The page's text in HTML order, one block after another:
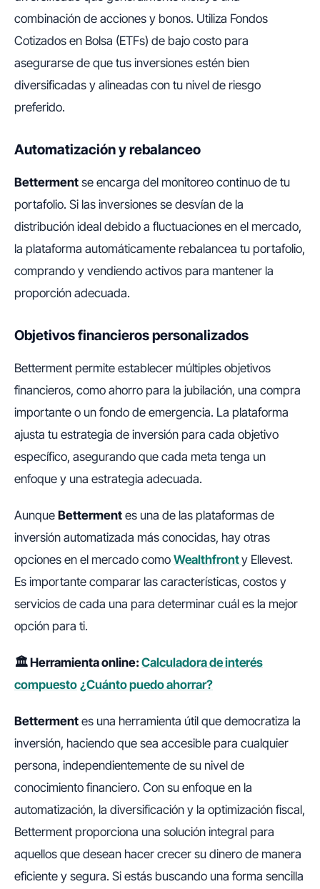
combinación de acciones y bonos. Utiliza Fondos
Cotizados en Bolsa (ETFs) de bajo costo para
asegurarse de que tus inversiones estén bien
diversificadas y alineadas con tu nivel de riesgo
preferido.
Automatización y rebalanceo
Betterment se encarga del monitoreo continuo de tu
portafolio. Si las inversiones se desvían de la
distribución ideal debido a fluctuaciones en el mercado,
la plataforma automáticamente rebalancea tu portafolio,
comprando y vendiendo activos para mantener la
proporción adecuada.
Objetivos financieros personalizados
Betterment permite establecer múltiples objetivos
financieros, como ahorro para la jubilación, una compra
importante o un fondo de emergencia. La plataforma
ajusta tu estrategia de inversión para cada objetivo
específico, asegurando que cada meta tenga un
enfoque y una estrategia adecuada.
Aunque Betterment es una de las plataformas de
inversión automatizada más conocidas, hay otras
opciones en el mercado como Wealthfronty Ellevest.
Es importante comparar las características, costos y
servicios de cada una para determinar cuál es la mejor
opción para ti.
🏛️ Herramienta online: Calculadora de interés
compuesto ¿Cuánto puedo ahorrar?
Betterment es una herramienta útil que democratiza la
inversión, haciendo que sea accesible para cualquier
persona, independientemente de su nivel de
conocimiento financiero. Con su enfoque en la
automatización, la diversificación y la optimización fiscal,
Betterment proporciona una solución integral para
aquellos que desean hacer crecer su dinero de manera
eficiente y segura. Si estás buscando una forma sencilla